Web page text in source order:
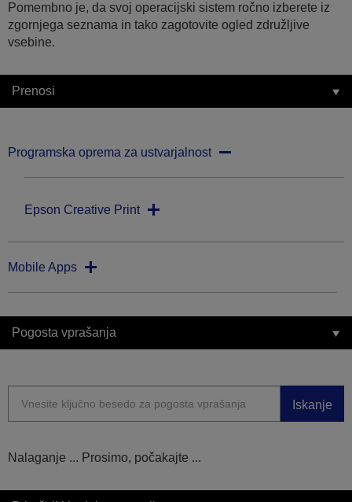
Pomembno je, da svoj operacijski sistem ročno izberete iz
zgornjega seznama in tako zagotovite ogled združljive
vsebine.
Prenosi
Programska oprema za ustvarjalnost
Epson Creative Print
Mobile Apps
Pogosta vprašanja
Iskanje
Nalaganje ... Prosimo, počakajte ...